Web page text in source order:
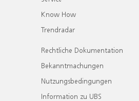
Know How
Trendradar
Rechtliche Dokumentation
Bekanntmachungen
Nutzungsbedingungen
Information zu UBS